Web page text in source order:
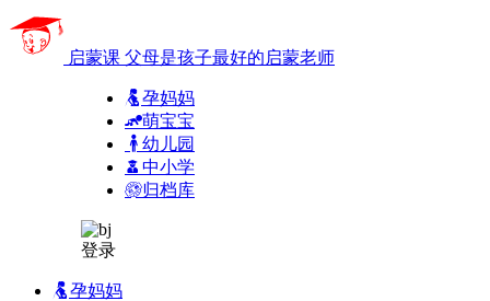
启蒙课 父母是孩子最好的启蒙老师
孕妈妈
萌宝宝
幼儿园
中小学
归档库
登录
孕妈妈